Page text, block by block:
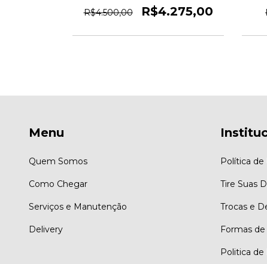
R$4.500,00
R$4.275,00
Menu
Quem Somos
Como Chegar
Serviços e Manutenção
Delivery
Política de
Tire Suas
Trocas e
Formas
Politica de